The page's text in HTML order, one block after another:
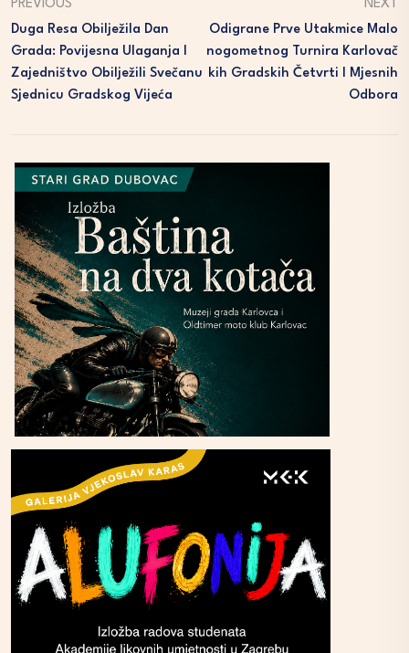
PREVIOUS
Duga Resa Obilježila Dan
Grada: Povijesna Ulaganja I
Zajedništvo Obilježili Svečanu
Sjednicu Gradskog Vijeća
NEXT
Odigrane Prve Utakmice Malo
Nogometnog Turnira Karlovač
Kih Gradskih Četvrti I Mjesnih
Odbora